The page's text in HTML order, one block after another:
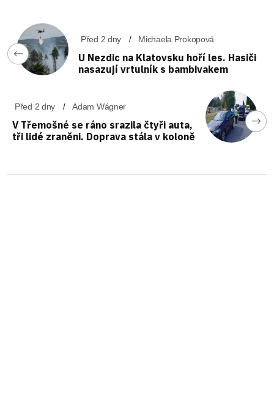
Před 2 dny Michaela Prokopová
U Nezdic na Klatovsku hoří les. Hasiči
nasazují vrtulník s bambivakem
Před 2 dny Adam Wágner
V Třemošné se ráno srazila čtyři auta,
tři lidé zraněni. Doprava stála v koloně